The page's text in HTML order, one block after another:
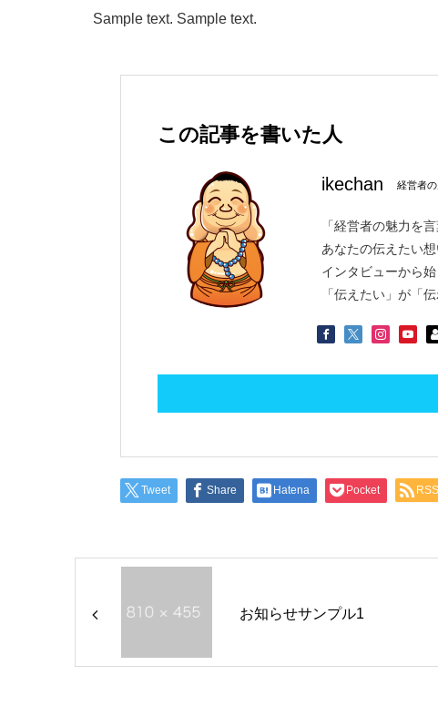
Sample text. Sample text.
この記事を書いた人
ikechan 経営者
「経営者の魅力を
あなたの伝えたい
インタビューから
「伝えたい」が「
Tweet Share Hatena Pocket RSS
お知らせサンプル1